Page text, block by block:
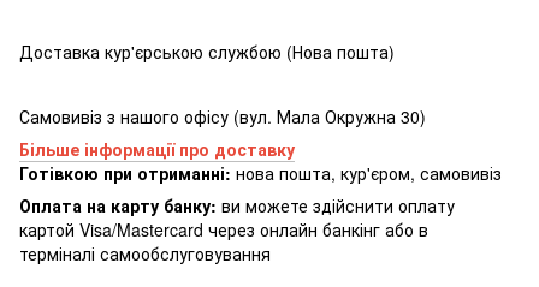
Доставка кур'єрською службою (Нова пошта)
Самовивіз з нашого офісу (вул. Мала Окружна 30)
Більше інформації про доставку
Готівкою при отриманні: нова пошта, кур'єром, самовивіз
Оплата на карту банку: ви можете здійснити оплату
картой Visa/Mastercard через онлайн банкінг або в
терміналі самообслуговування